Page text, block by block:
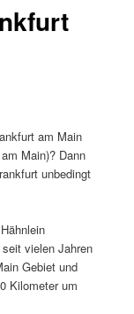
am Main
Main)? Dann
unbedingt
vielen Jahren
Gebiet und
Kilometer um